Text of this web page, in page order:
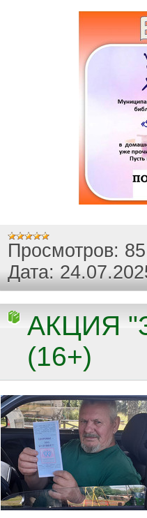
Просмотров: 85
Дата:
АКЦИЯ
(16+)